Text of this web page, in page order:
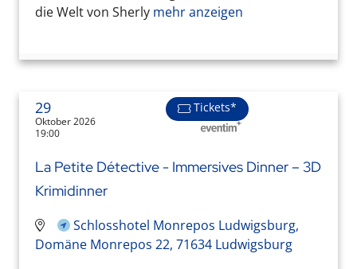
die Welt von Sherly mehr anzeigen
29
Oktober 2026
19:00
Tickets*
La Petite Détective - Immersives Dinner – 3D
Krimidinner
Schlosshotel Monrepos Ludwigsburg,
Domäne Monrepos 22, 71634 Ludwigsburg